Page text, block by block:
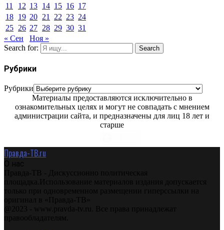
11
12 13 14 15 16 17
18 19 20 21 22 23 24
25 26 27 28 29 30 31
« Сен
Ноя »
Search for:
Search
Рубрики
Рубрики
Материалы предоставляются исключительно в
ознакомительных целях и могут не совпадать с мнением
администрации сайта, и предназначены для лиц 18 лет и
старше
Правда-ТВ.ru
О нас
Правда-ТВ - Дискуссионно политическая
площадка.Использование материалов издания допускается
только при одновременном размещении гиперссылки на
оригинал в «Правда-ТВ»
@2023 - www.pravda-tv.ru. Все права принадлежат
правообладателям.